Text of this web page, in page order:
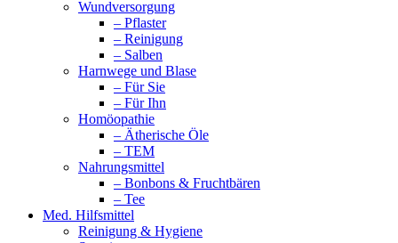
Wundversorgung
– Pflaster
– Reinigung
– Salben
Harnwege und Blase
– Für Sie
– Für Ihn
Homöopathie
– Ätherische Öle
– TEM
Nahrungsmittel
– Bonbons & Fruchtbären
– Tee
Med. Hilfsmittel
Reinigung & Hygiene